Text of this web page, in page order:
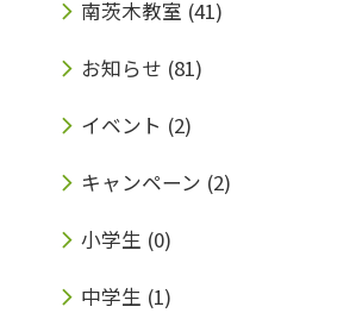
塾された方にも個別に勉強法を
だきますのでご安心くださいね(^^♪ 在
徒さん、ひとり一人へ配布さ
書き方、答え合わせの仕方まで
南茨木教室 (41)
お知らせ (81)
イベント (2)
キャンペーン (2)
小学生 (0)
中学生 (1)